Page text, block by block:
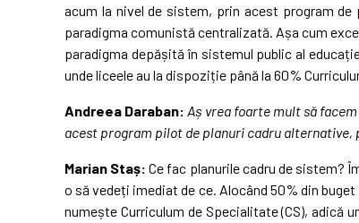
acum la nivel de sistem, prin acest program
paradigma comunistă centralizată. Așa cum
paradigma depășită în sistemul public al
unde liceele au la dispoziție până la 60%
Andreea Daraban: Aș vrea foarte mult să
acest program pilot de planuri cadru
Marian Staș: Ce fac planurile cadru de sistem?
o să vedeți imediat de ce. Alocând 50% din
numește Curriculum de Specialitate (CS), adică